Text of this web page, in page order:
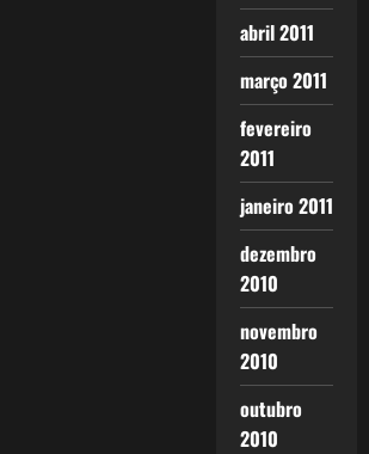
abril 2011
março 2011
fevereiro
2011
janeiro 2011
dezembro
2010
novembro
2010
outubro
2010